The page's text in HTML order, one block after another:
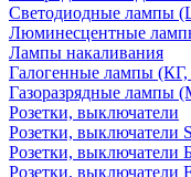
Светодиодные лампы
Люминесцентные
Лампы накаливания
Галогенные лампы
Газоразрядные
Розетки, выключатели
Розетки, выключатели
Розетки, выключатели
Розетки, выключатели